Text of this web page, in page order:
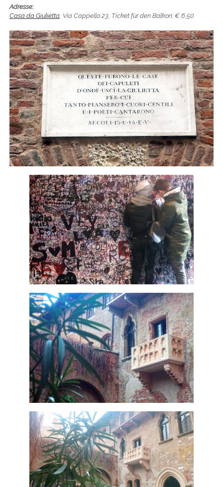
Adresse:
Casa da Giulietta, Via Cappello 23, Ticket für den Balkon: € 6,50